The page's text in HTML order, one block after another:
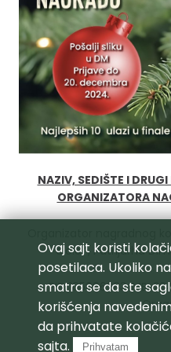
NAZIV, SEDIŠTE I
ORGANIZATORA
d.o.o.”, Patrijarha
PIB: 105696283, MB:
Ovaj sajt koristi
posetilaca. Ukoliko
smatra se da ste
korišćenja
da prihvatate
sajta.
Prihvatam